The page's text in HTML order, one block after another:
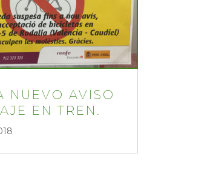
NUEVO AVISO
EN TREN.